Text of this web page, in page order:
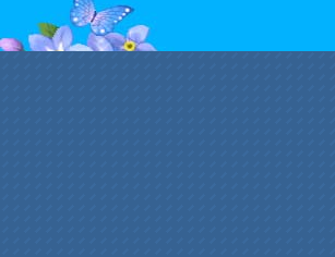
สล็อตเว็บตรง เว็บปั้มไลค์